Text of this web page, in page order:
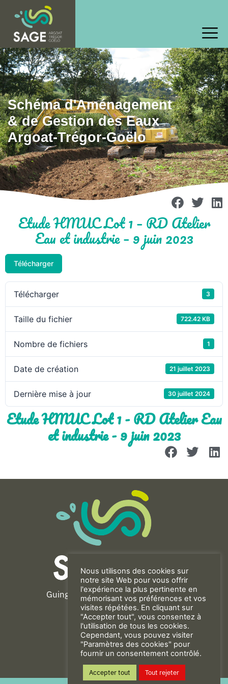
Schéma d'Aménagement
& de Gestion des Eaux
Argoat-Trégor-Goëlo
Etude HMUC Lot 1 – RD Atelier
Eau et industrie – 9 juin 2023
Télécharger
Télécharger 3
Taille du fichier 722.42 KB
Nombre de fichiers 1
Date de création 21 juillet 2023
Dernière mise à jour 30 juillet 2024
Etude HMUC Lot 1 - RD Atelier Eau
et industrie - 9 juin 2023
Guingamp-Paimpol Agglomération
11 rue de la Trinité
22200 GUINGAMP
02 96 40 23 82
CONTACT
Nous utilisons des cookies sur
notre site Web pour vous offrir
l'expérience la plus pertinente en
mémorisant vos préférences et vos
visites répétées. En cliquant sur
"Accepter tout", vous consentez à
l'utilisation de tous les cookies.
Cependant, vous pouvez visiter
"Paramètres des cookies" pour
fournir un consentement contrôlé.
Accepter tout Tout rejeter